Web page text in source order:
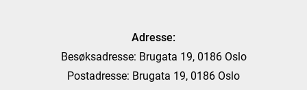
Adresse:
Besøksadresse: Brugata 19, 0186 Oslo
Postadresse: Brugata 19, 0186 Oslo